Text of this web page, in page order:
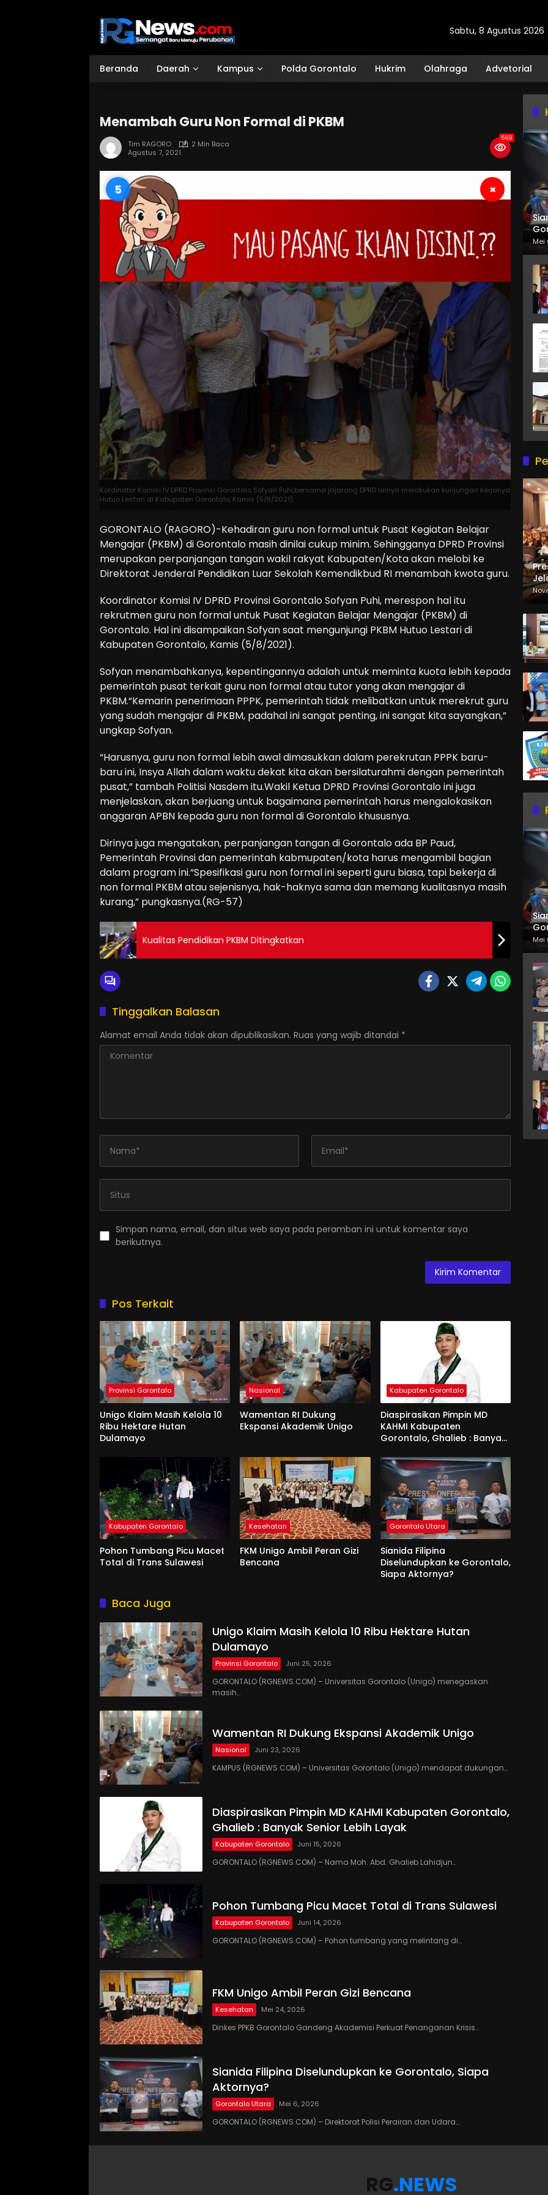
Sabtu, 8 Agustus 2026
Beranda Daerah Kampus Polda Gorontalo Hukrim Olahraga Advetorial
Menambah Guru Non Formal di PKBM
Tim RAGORO
2 Min Baca
Agustus 7, 2021
569
3 ×
Kordinator Komisi IV DPRD Provinsi Gorontalo Sofyan Puhi,bersama jajarang DPRD lainya melakukan kunjungan kerjanya
Hutuo Lestari di Kabupaten Gorontalo, Kamis (5/8/2021).
GORONTALO (RAGORO)-Kehadiran guru non formal untuk Pusat Kegiatan Belajar
Mengajar (PKBM) di Gorontalo masih dinilai cukup minim. Sehingganya DPRD Provinsi
merupakan perpanjangan tangan wakil rakyat Kabupaten/Kota akan melobi ke
Direktorat Jenderal Pendidikan Luar Sekolah Kemendikbud RI menambah kwota guru.
Koordinator Komisi IV DPRD Provinsi Gorontalo Sofyan Puhi, merespon hal itu
rekrutmen guru non formal untuk Pusat Kegiatan Belajar Mengajar (PKBM) di
Gorontalo. Hal ini disampaikan Sofyan saat mengunjungi PKBM Hutuo Lestari di
Kabupaten Gorontalo, Kamis (5/8/2021).
Sofyan menambahkanya, kepentingannya adalah untuk meminta kuota lebih kepada
pemerintah pusat terkait guru non formal atau tutor yang akan mengajar di
PKBM.“Kemarin penerimaan PPPK, pemerintah tidak melibatkan untuk merekrut guru
yang sudah mengajar di PKBM, padahal ini sangat penting, ini sangat kita sayangkan,”
ungkap Sofyan.
“Harusnya, guru non formal lebih awal dimasukkan dalam perekrutan PPPK baru-
baru ini, Insya Allah dalam waktu dekat kita akan bersilaturahmi dengan pemerintah
pusat,” tambah Politisi Nasdem itu.Wakil Ketua DPRD Provinsi Gorontalo ini juga
menjelaskan, akan berjuang untuk bagaimana pemerintah harus mengalokasikan
anggaran APBN kepada guru non formal di Gorontalo khususnya.
Dirinya juga mengatakan, perpanjangan tangan di Gorontalo ada BP Paud,
Pemerintah Provinsi dan pemerintah kabmupaten/kota harus mengambil bagian
dalam program ini.“Spesifikasi guru non formal ini seperti guru biasa, tapi bekerja di
non formal PKBM atau sejenisnya, hak-haknya sama dan memang kualitasnya masih
kurang,” pungkasnya.(RG-57)
Kualitas Pendidikan PKBM Ditingkatkan
Tinggalkan Balasan
Alamat email Anda tidak akan dipublikasikan. Ruas yang wajib ditandai *
Simpan nama, email, dan situs web saya pada peramban ini untuk komentar saya
berikutnya.
Pos Terkait
Provinsi Gorontalo
Unigo Klaim Masih Kelola 10
Ribu Hektare Hutan
Dulamayo
Nasional
Wamentan RI Dukung
Ekspansi Akademik Unigo
Kabupaten Gorontalo
Diaspirasikan Pimpin MD
KAHMI Kabupaten
Gorontalo, Ghalieb : Banyak
Kabupaten Gorontalo
Pohon Tumbang Picu Macet
Total di Trans Sulawesi
Kesehatan
FKM Unigo Ambil Peran Gizi
Bencana
Gorontalo Utara
Sianida Filipina
Diselundupkan ke Gorontalo,
Siapa Aktornya?
Baca Juga
Unigo Klaim Masih Kelola 10 Ribu Hektare Hutan
Dulamayo
Provinsi Gorontalo Juni 25, 2026
GORONTALO (RGNEWS.COM) – Universitas Gorontalo (Unigo) menegaskan
masih…
Wamentan RI Dukung Ekspansi Akademik Unigo
Nasional Juni 23, 2026
KAMPUS (RGNEWS.COM) – Universitas Gorontalo (Unigo) mendapat dukungan…
Diaspirasikan Pimpin MD KAHMI Kabupaten Gorontalo,
Ghalieb : Banyak Senior Lebih Layak
Kabupaten Gorontalo Juni 15, 2026
GORONTALO (RGNEWS.COM) – Nama Moh. Abd. Ghalieb Lahidjun…
Pohon Tumbang Picu Macet Total di Trans Sulawesi
Kabupaten Gorontalo Juni 14, 2026
GORONTALO (RGNEWS.COM) – Pohon tumbang yang melintang di…
FKM Unigo Ambil Peran Gizi Bencana
Kesehatan Mei 24, 2026
Dinkes PPKB Gorontalo Gandeng Akademisi Perkuat Penanganan Krisis…
Sianida Filipina Diselundupkan ke Gorontalo, Siapa
Aktornya?
Gorontalo Utara Mei 6, 2026
GORONTALO (RGNEWS.COM) – Direktorat Polisi Perairan dan Udara…
Mei
Mei
RG.NEWS